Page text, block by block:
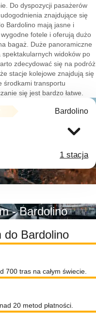
Do dyspozycji pasażerów
znajdujące się
Bardolino mają jasne i
fotele i oferują dużo
bagaż. Duże panoramiczne
widoków po
zdecydować się na podróż
stacje kolejowe znajdują się
środkami transportu
się jest bardzo łatwe.
Bardolino
1 stacja
- Bardolino
do Bardolino
tras na całym świecie.
20 metod płatności.